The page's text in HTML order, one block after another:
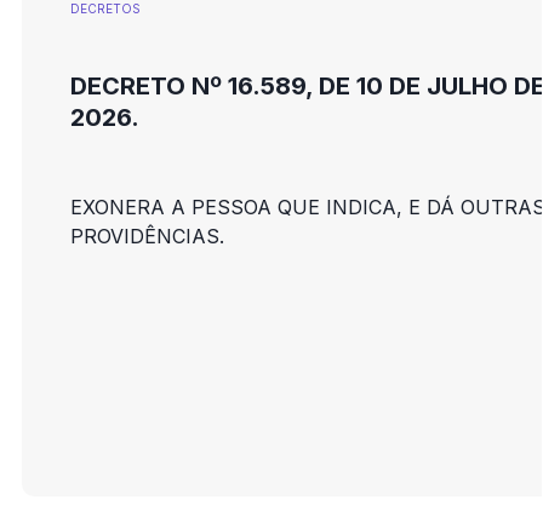
DECRETOS
DECRETO Nº 16.589, DE 10 DE JULHO
2026.
EXONERA A PESSOA QUE INDICA, E DÁ
PROVIDÊNCIAS.